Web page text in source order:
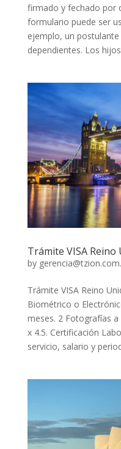
firmado y fechado por
formulario puede ser
ejemplo, un
dependientes. Los
Trámite VISA Reino
by
Trámite VISA Reino
Biométrico o
meses. 2 Fotografías
x 4.5. Certificación
servicio, salario y